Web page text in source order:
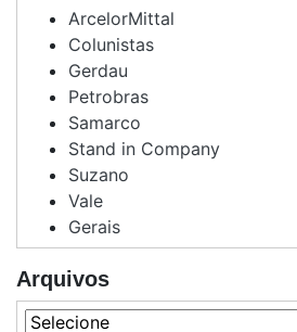
ArcelorMittal
Colunistas
Gerdau
Petrobras
Samarco
Stand in Company
Suzano
Vale
Gerais
Arquivos